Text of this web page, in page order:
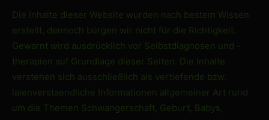
Die Inhalte dieser Website wurden nach bestem Wissen
erstellt, dennoch bürgen wir nicht für die Richtigkeit.
Gewarnt wird ausdrücklich vor Selbstdiagnosen und -
therapien auf Grundlage dieser Seiten. Die Inhalte
verstehen sich ausschließlich als vertiefende bzw.
laienverstaendliche Informationen allgemeiner Art rund
um die Themen Schwangerschaft, Geburt, Babys,